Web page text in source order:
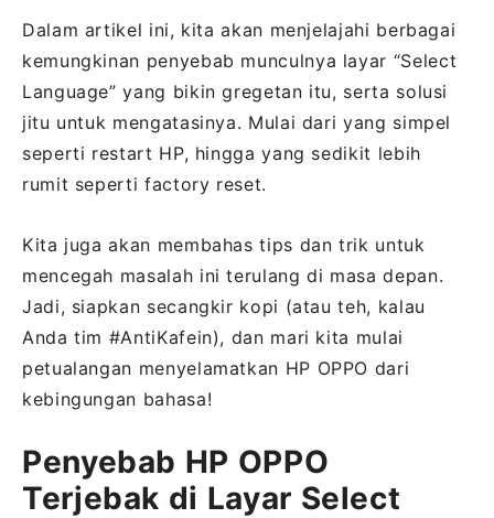
Dalam artikel ini, kita akan menjelajahi berbagai
kemungkinan penyebab munculnya layar “Select
Language” yang bikin gregetan itu, serta solusi
jitu untuk mengatasinya. Mulai dari yang simpel
seperti restart HP, hingga yang sedikit lebih
rumit seperti factory reset.
Kita juga akan membahas tips dan trik untuk
mencegah masalah ini terulang di masa depan.
Jadi, siapkan secangkir kopi (atau teh, kalau
Anda tim #AntiKafein), dan mari kita mulai
petualangan menyelamatkan HP OPPO dari
kebingungan bahasa!
Penyebab HP OPPO
Terjebak di Layar Select